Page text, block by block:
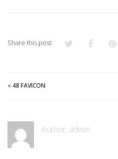
Share this post:
« 48 FAVICON
Author: admin